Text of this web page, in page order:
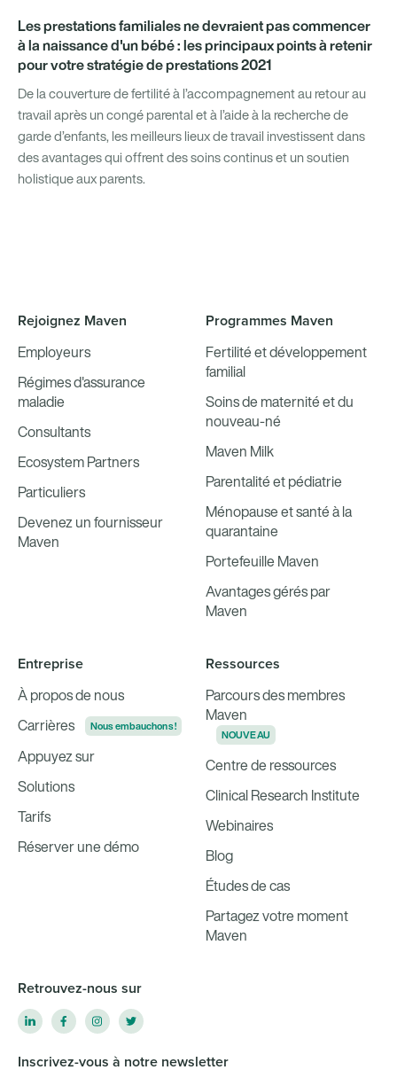
Les prestations familiales ne devraient pas commencer
à la naissance d'un bébé : les principaux points à retenir
pour votre stratégie de prestations 2021
De la couverture de fertilité à l’accompagnement au retour au
travail après un congé parental et à l’aide à la recherche de
garde d’enfants, les meilleurs lieux de travail investissent dans
des avantages qui offrent des soins continus et un soutien
holistique aux parents.
Rejoignez Maven
Employeurs
Régimes d'assurance
maladie
Consultants
Ecosystem Partners
Particuliers
Devenez un fournisseur
Maven
Programmes Maven
Fertilité et développement
familial
Soins de maternité et du
nouveau-né
Maven Milk
Parentalité et pédiatrie
Ménopause et santé à la
quarantaine
Portefeuille Maven
Avantages gérés par
Maven
Entreprise
À propos de nous
Carrières
Nous embauchons !
Appuyez sur
Solutions
Tarifs
Réserver une démo
Ressources
Parcours des membres
Maven
NOUVEAU
Centre de ressources
Clinical Research Institute
Webinaires
Blog
Études de cas
Partagez votre moment
Maven
Retrouvez-nous sur
Inscrivez-vous à notre newsletter